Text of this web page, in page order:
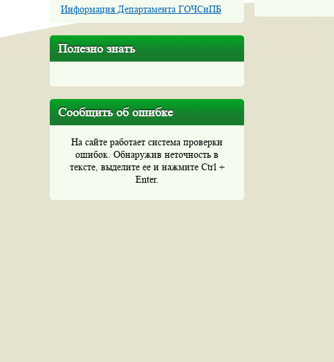
Информация Департамента ГОЧСиПБ
Полезно знать
Сообщить об ошибке
На сайте работает система проверки
ошибок. Обнаружив неточность в
тексте, выделите ее и нажмите Ctrl +
Enter.